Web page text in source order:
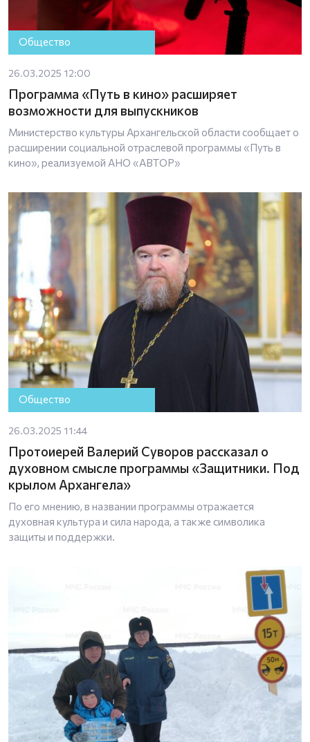
Общество
26.03.2025 12:00
Программа «Путь в кино» расширяет
возможности для выпускников
Министерство культуры Архангельской области сообщает о
расширении социальной отраслевой программы «Путь в
кино», реализуемой АНО «АВТОР»
Общество
26.03.2025 11:44
Протоиерей Валерий Суворов рассказал о
духовном смысле программы «Защитники. Под
крылом Архангела»
По его мнению, в названии программы отражается
духовная культура и сила народа, а также символика
защиты и поддержки.